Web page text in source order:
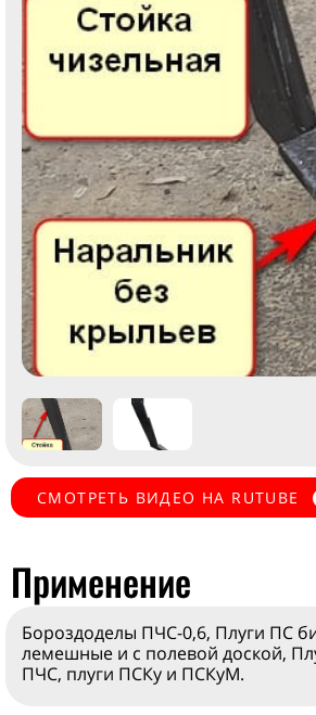
СМОТРЕТЬ ВИДЕО НА RUTUBE
Применение
Бороздоделы ПЧС-0,6, Плуги ПС
лемешные и с полевой доской,
ПЧС, плуги ПСКу и ПСКуМ.